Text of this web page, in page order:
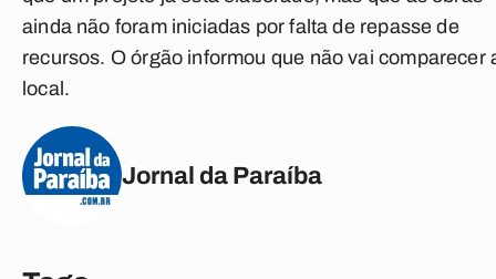
ainda não foram iniciadas por falta de repasse de
recursos. O órgão informou que não vai comparecer
local.
Jornal da Paraíba